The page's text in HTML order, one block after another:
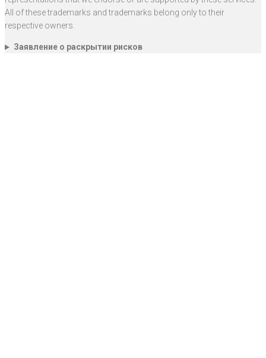
All of these trademarks and trademarks belong only to their
respective owners.
Заявление о раскрытии рисков